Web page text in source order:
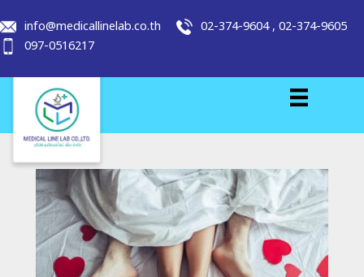
info@medicallinelab.co.th 02-374-9604, 02-374-9605
097-0516217